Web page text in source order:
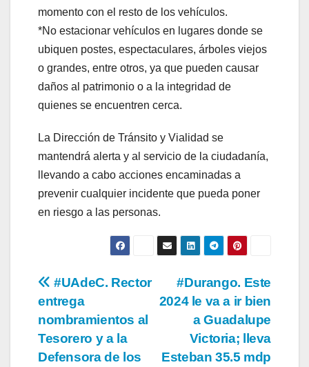
momento con el resto de los vehículos.
*No estacionar vehículos en lugares donde se
ubiquen postes, espectaculares, árboles viejos
o grandes, entre otros, ya que pueden causar
daños al patrimonio o a la integridad de
quienes se encuentren cerca.
La Dirección de Tránsito y Vialidad se
mantendrá alerta y al servicio de la ciudadanía,
llevando a cabo acciones encaminadas a
prevenir cualquier incidente que pueda poner
en riesgo a las personas.
Navegación
de
entradas
#Durango. Este
2024 le va a ir bien
a Guadalupe
Victoria; lleva
Esteban 35.5 mdp
#UAdeC. Rector
entrega
nombramientos al
Tesorero y a la
Defensora de los